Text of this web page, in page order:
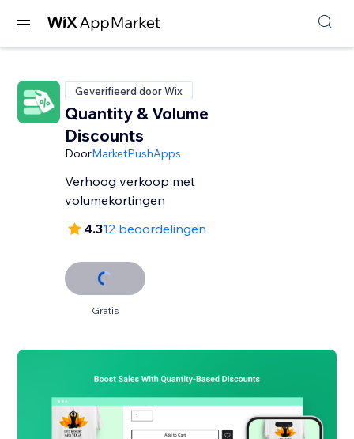
Geverifieerd door Wix
Quantity & Volume
Discounts
DoorMarketPushApps
Verhoog verkoop met
volumekortingen
4.312 beoordelingen
Gratis